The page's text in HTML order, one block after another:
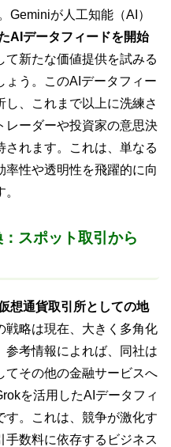
Geminiが人工知能（AI）
AIデータフィードを開始
て新たな価値提供を試みる
ょう。このAIデータフィー
し、これまで以上に洗練さ
レーダーや投資家の意思決
されます。これは、単なる
性や透明性を飛躍的に向
スポット取引から
想通貨取引所としての地
戦略は現在、大きく多角化
参考情報によれば、同社は
てその他の金融サービスへ
を活用したAIデータフィ
す。これは、競争が激化す
手数料に依存するビジネス